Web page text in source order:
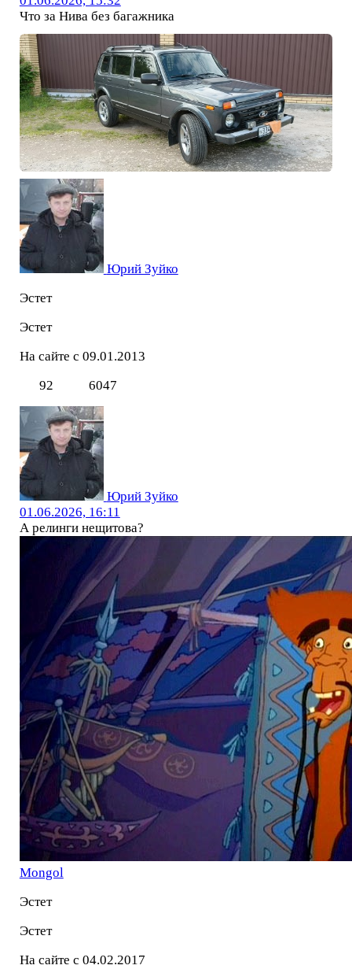
Что за Нива без багажника
Юрий Зуйко
Эстет
Эстет
На сайте с 09.01.2013
92
6047
Юрий Зуйко
01.06.2026, 16:11
А релинги нещитова?
Mоngol
Эстет
Эстет
На сайте с 04.02.2017